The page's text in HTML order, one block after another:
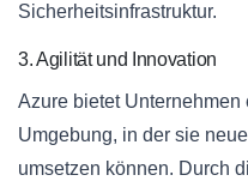
Sicherheitsinfrastruktur.
3. Agilität und Innovation
Azure bietet
Umgebung, in der sie
umsetzen können. Durch